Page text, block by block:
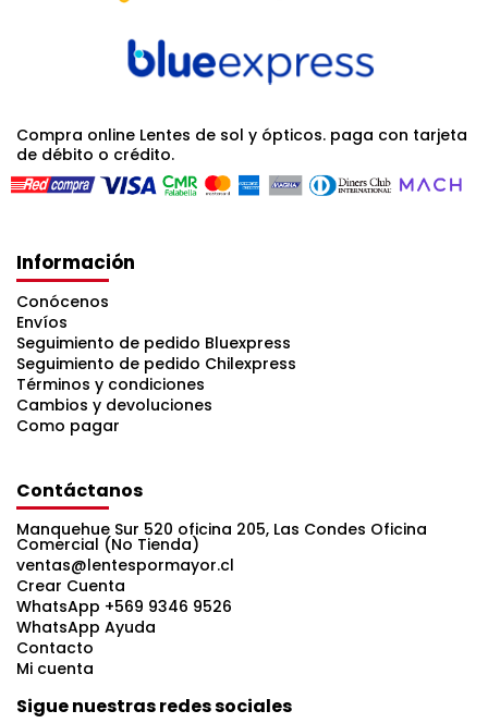
Compra online Lentes de sol y ópticos. paga con tarjeta
de débito o crédito.
Información
Conócenos
Envíos
Seguimiento de pedido Bluexpress
Seguimiento de pedido Chilexpress
Términos y condiciones
Cambios y devoluciones
Como pagar
Contáctanos
Manquehue Sur 520 oficina 205, Las Condes Oficina
Comercial (No Tienda)
ventas@lentespormayor.cl
Crear Cuenta
WhatsApp +569 9346 9526
WhatsApp Ayuda
Contacto
Mi cuenta
Sigue nuestras redes sociales